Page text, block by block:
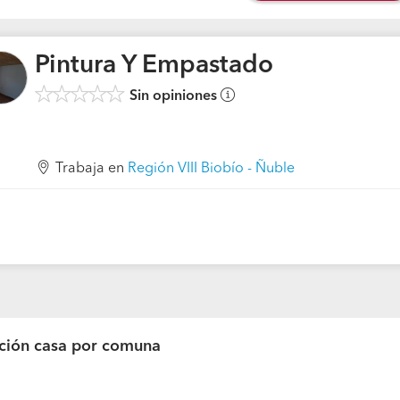
Pintura Y Empastado
Sin opiniones
Trabaja en Región VIII Biobío - Ñuble
casa por comuna